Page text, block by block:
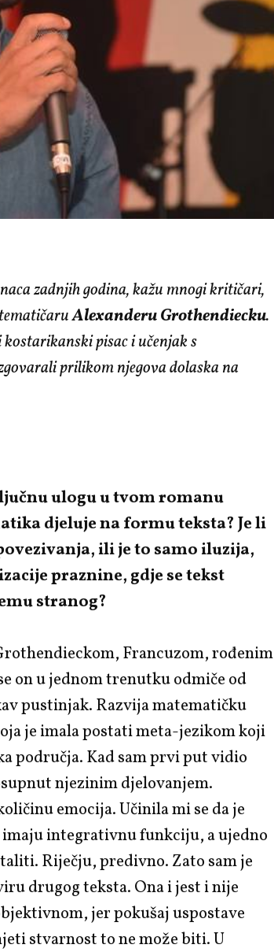
zadnjih godina, kažu mnogi kritičari,
Alexanderu Grothendiecku.
kostarikanski pisac i učenjak s
prilikom njegova dolaska na
ulogu u tvom romanu
djeluje na formu teksta? Je li
ili je to samo iluzija,
praznine, gdje se tekst
stranog?
Francuzom, rođenim
on u jednom trenutku odmiče od
pustinjak. Razvija matematičku
je imala postati meta-jezikom koji
područja. Kad sam prvi put vidio
njezinim djelovanjem.
emocija. Učinila mi se da je
integrativnu funkciju, a ujedno
Riječju, predivno. Zato sam je
drugog teksta. Ona i jest i nije
jer pokušaj uspostave
stvarnost to ne može biti. U